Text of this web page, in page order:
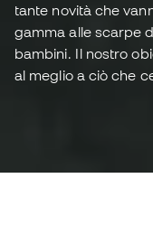
tante novità che
gamma alle scarpe
bambini. Il nostro
al meglio a ciò che